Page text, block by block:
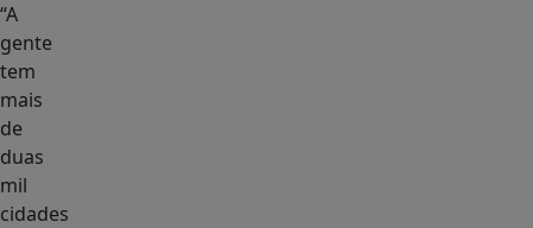
“A
gente
tem
mais
de
duas
mil
cidades